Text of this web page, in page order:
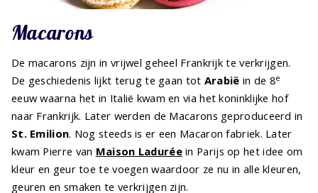
Macarons
De macarons zijn in vrijwel geheel Frankrijk te verkrijgen.
De geschiedenis lijkt terug te gaan tot Arabië in de 8e
eeuw waarna het in Italië kwam en via het koninklijke hof
naar Frankrijk. Later werden de Macarons geproduceerd in
St. Emilion. Nog steeds is er een Macaron fabriek. Later
kwam Pierre van Maison Laduréein Parijs op het idee om
kleur en geur toe te voegen waardoor ze nu in alle kleuren,
geuren en smaken te verkrijgen zijn.